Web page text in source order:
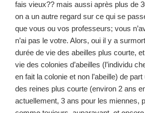
fais vieux?? mais aussi après plus de
on a un autre regard sur ce qui se
que vous ou vos professeurs; vous
n’ai pas le votre. Alors, oui il y a
durée de vie des abeilles plus courte,
vie des colonies d’abeilles (l’individu
en fait la colonie et non l’abeille) de
des reines plus courte (environ 2 ans
actuellement, 3 ans pour les miennes,